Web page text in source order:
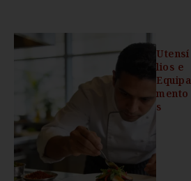
Utensí
lios e
Equipa
mento
s